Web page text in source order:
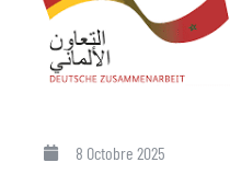
8 Octobre 2025